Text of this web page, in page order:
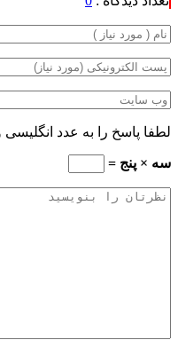
لطفا پاسخ را به عدد انگلیسی
سه × پنج =